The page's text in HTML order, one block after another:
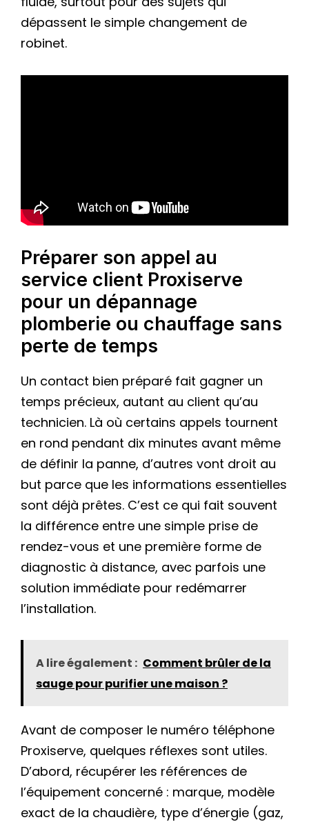
dépassent le simple changement de
robinet.
Préparer son appel au
service client Proxiserve
pour un dépannage
plomberie ou chauffage sans
perte de temps
Un contact bien préparé fait gagner un
temps précieux, autant au client qu’au
technicien. Là où certains appels tournent
en rond pendant dix minutes avant même
de définir la panne, d’autres vont droit au
but parce que les informations essentielles
sont déjà prêtes. C’est ce qui fait souvent
la différence entre une simple prise de
rendez-vous et une première forme de
diagnostic à distance, avec parfois une
solution immédiate pour redémarrer
l’installation.
A lire également : Comment brûler de la
sauge pour purifier une maison ?
Avant de composer le numéro téléphone
Proxiserve, quelques réflexes sont utiles.
D’abord, récupérer les références de
l’équipement concerné : marque, modèle
exact de la chaudière, type d’énergie (gaz,